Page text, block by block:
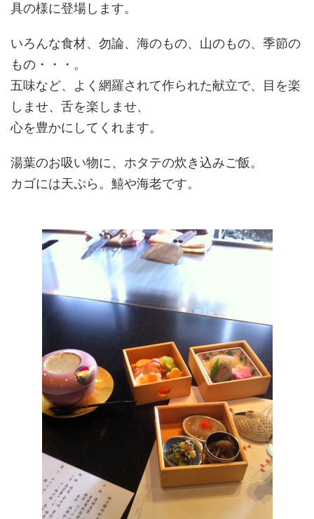
具の様に登場します。
いろんな食材、勿論、海のもの、山のもの、季節の
もの・・・。
五味など、よく網羅されて作られた献立で、目を楽
しませ、舌を楽しませ、
心を豊かにしてくれます。
湯葉のお吸い物に、ホタテの炊き込みご飯。
カゴには天ぷら。鱚や海老です。